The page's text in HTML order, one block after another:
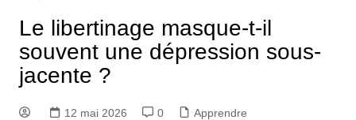
Le libertinage masque-t-il
souvent une dépression sous-
jacente ?
12 mai 2026 0 Apprendre